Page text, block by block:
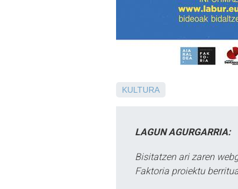
KULTURA
LAGUN AGURGARRIA:
Bisitatzen ari zaren
Faktoria proiektu